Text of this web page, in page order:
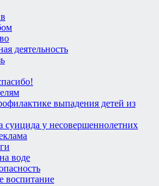
деятельность
выпадения детей из
суицида у несовершеннолетних
воде
воспитание